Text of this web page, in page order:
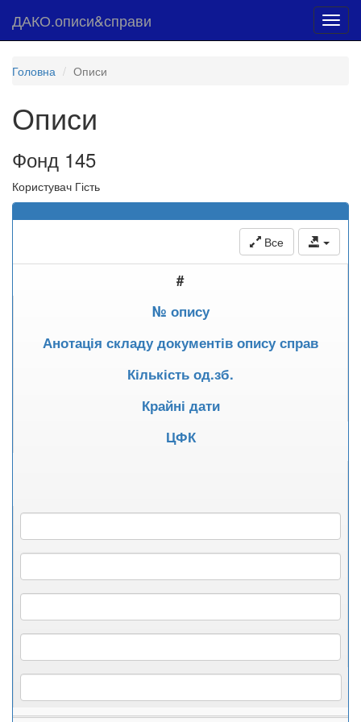
ДАКО.описи&справи
Головна Описи
Описи
Фонд 145
Користувач Гість
Все
#
№ опису
Анотація складу документів опису справ
Кількість од.зб.
Крайні дати
ЦФК